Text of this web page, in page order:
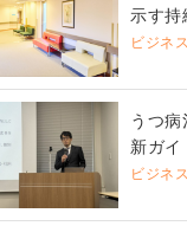
示す持
ビジネス
うつ
新ガイ
ビジネス